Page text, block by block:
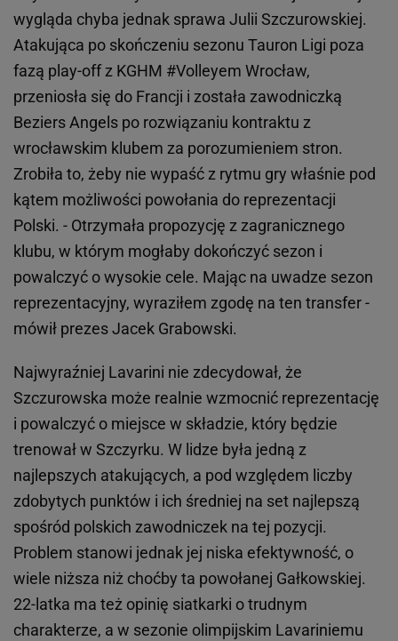
wygląda chyba jednak sprawa Julii Szczurowskiej.
Atakująca po skończeniu sezonu Tauron Ligi poza
fazą play-off z KGHM #Volleyem Wrocław,
przeniosła się do Francji i została zawodniczką
Beziers Angels po rozwiązaniu kontraktu z
wrocławskim klubem za porozumieniem stron.
Zrobiła to, żeby nie wypaść z rytmu gry właśnie pod
kątem możliwości powołania do reprezentacji
Polski. - Otrzymała propozycję z zagranicznego
klubu, w którym mogłaby dokończyć sezon i
powalczyć o wysokie cele. Mając na uwadze sezon
reprezentacyjny, wyraziłem zgodę na ten transfer -
mówił prezes Jacek Grabowski.
Najwyraźniej Lavarini nie zdecydował, że
Szczurowska może realnie wzmocnić reprezentację
i powalczyć o miejsce w składzie, który będzie
trenował w Szczyrku. W lidze była jedną z
najlepszych atakujących, a pod względem liczby
zdobytych punktów i ich średniej na set najlepszą
spośród polskich zawodniczek na tej pozycji.
Problem stanowi jednak jej niska efektywność, o
wiele niższa niż choćby ta powołanej Gałkowskiej.
22-latka ma też opinię siatkarki o trudnym
charakterze, a w sezonie olimpijskim Lavariniemu